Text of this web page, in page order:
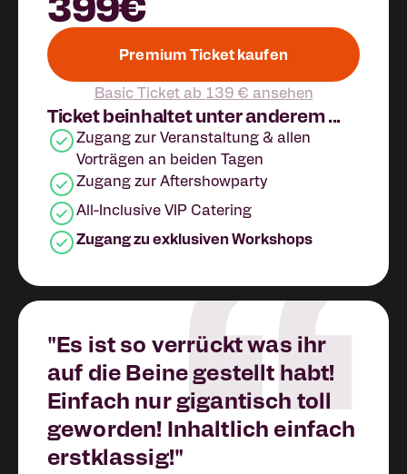
Premium Ticket kaufen
Basic Ticket ab 139 € ansehen
Ticket beinhaltet unter anderem ...
Zugang zur Veranstaltung & allen
Vorträgen an beiden Tagen
Zugang zur Aftershowparty
All-Inclusive VIP Catering
Zugang zu exklusiven Workshops
"Es ist so verrückt was ihr
auf die Beine gestellt habt!
Einfach nur gigantisch toll
geworden! Inhaltlich einfach
erstklassig!"